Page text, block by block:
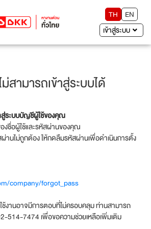
TH
EN
เข้าสู่ระบบ
สามารถเข้าสู่ระบบได้
ระบบบัญชีผู้ใช้ของคุณ
ชื่อผู้ใช้และรหัสผ่านของคุณ
านไม่ถูกต้อง ให้กดลืมรหัสผ่านเพื่อดำเนินการตั้ง
company/forgot_pass
งานอาจมีการตอบที่ไม่ครอบคลุม ท่านสามารถ
514-7474 เพื่อขอความช่วยเหลือเพิ่มเติม